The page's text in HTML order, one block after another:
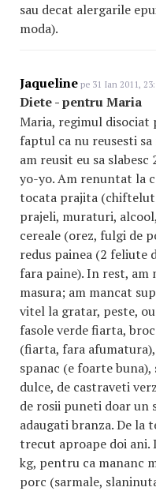
sau decat alergarile
moda).
Jaqueline pe 31 Ian 2011,
Diete - pentru Maria
Maria, regimul disociat
faptul ca nu reusesti
am reusit eu sa
yo-yo. Am renuntat la
tocata prajita
prajeli, muraturi,
cereale (orez, fulgi de
redus painea (2 feliute
fara paine). In rest, am
masura; am mancat
vitel la gratar, peste,
fasole verde fiarta,
(fiarta, fara
spanac (e foarte buna),
dulce, de castraveti
de rosii puneti doar un
adaugati branza. De la
trecut aproape doi ani.
kg, pentru ca mananc
porc (sarmale,